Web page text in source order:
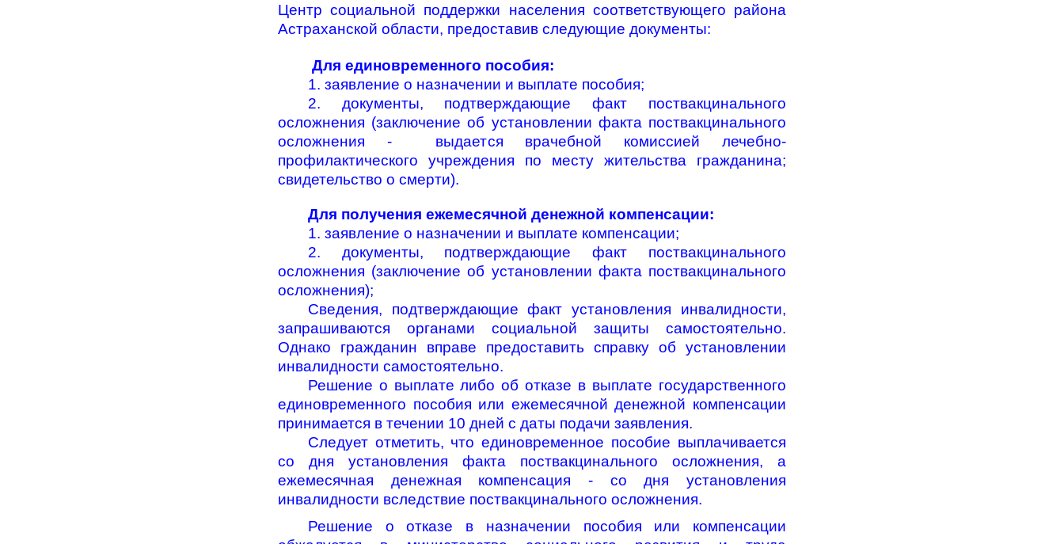
Центр социальной поддержки населения соответствующего района
Астраханской области, предоставив следующие документы:
Для единовременного пособия:
1. заявление о назначении и выплате пособия;
2. документы, подтверждающие факт поствакцинального
осложнения (заключение об установлении факта поствакцинального
осложнения - выдается врачебной комиссией лечебно-
профилактического учреждения по месту жительства гражданина;
свидетельство о смерти).
Для получения ежемесячной денежной компенсации:
1. заявление о назначении и выплате компенсации;
2. документы, подтверждающие факт поствакцинального
осложнения (заключение об установлении факта поствакцинального
осложнения);
Сведения, подтверждающие факт установления инвалидности,
запрашиваются органами социальной защиты самостоятельно.
Однако гражданин вправе предоставить справку об установлении
инвалидности самостоятельно.
Решение о выплате либо об отказе в выплате государственного
единовременного пособия или ежемесячной денежной компенсации
принимается в течении 10 дней с даты подачи заявления.
Следует отметить, что единовременное пособие выплачивается
со дня установления факта поствакцинального осложнения, а
ежемесячная денежная компенсация - со дня установления
инвалидности вследствие поствакцинального осложнения.
Решение о отказе в назначении пособия или компенсации